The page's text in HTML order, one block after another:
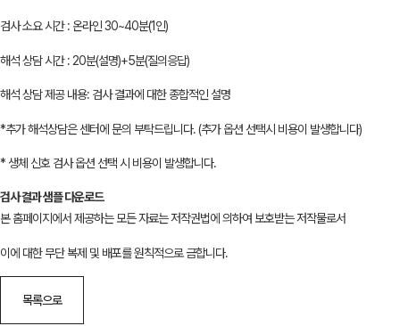
검사 소요 시간 : 온라인 30~40분(1인)
해석 상담 시간 : 20분(설명)+5분(질의응답)
해석 상담 제공 내용: 검사 결과에 대한 종합적인 설명
*추가 해석상담은 센터에 문의 부탁드립니다. (추가 옵션 선택시 비용이 발생합니다)
* 생체 신호 검사 옵션 선택 시 비용이 발생합니다.
검사 결과 샘플 다운로드
본 홈페이지에서 제공하는 모든 자료는 저작권법에 의하여 보호받는 저작물로서
이에 대한 무단 복제 및 배포를 원칙적으로 금합니다.
목록으로